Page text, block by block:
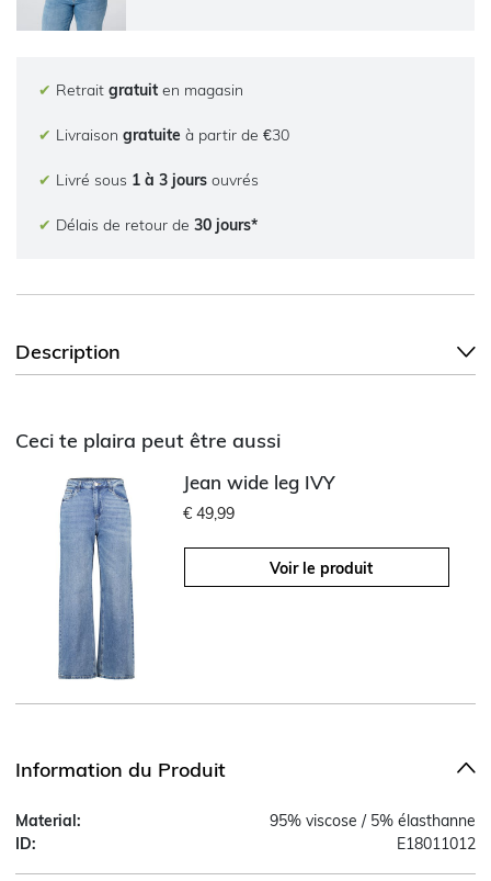
✔ Retrait gratuit en magasin
✔ Livraison gratuite à partir de €30
✔ Livré sous 1 à 3 jours ouvrés
✔ Délais de retour de 30 jours*
Description
Ceci te plaira peut être aussi
Jean wide leg IVY
€ 49,99
Voir le produit
Information du Produit
Material:
95% viscose / 5% élasthanne
ID:
E18011012